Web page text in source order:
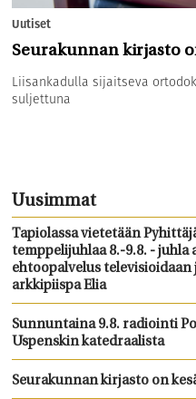
Uutiset
Seurakunnan kirjasto
Liisankadulla sijaitseva
suljettuna
Uusimmat
Tapiolassa vietetään
temppelijuhlaa 8.-9.8. - juhla
ehtoopalvelus
arkkipiispa Elia
Sunnuntaina 9.8. radiointi
Uspenskin katedraalista
Seurakunnan kirjasto on